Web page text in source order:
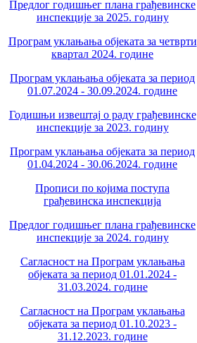
Предлог годишњег плана грађевинске
инспекције за 2025. годину
Програм уклањања објеката за четврти
квартал 2024. године
Програм уклањања објеката за период
01.07.2024 - 30.09.2024. године
Годишњи извештај о раду грађевинске
инспекције за 2023. годину
Програм уклањања објеката за период
01.04.2024 - 30.06.2024. године
Прописи по којима поступа
грађевинска инспекција
Предлог годишњег плана грађевинске
инспекције за 2024. годину
Сагласност на Програм уклањања
објеката за период 01.01.2024 -
31.03.2024. године
Сагласност на Програм уклањања
објеката за период 01.10.2023 -
31.12.2023. године